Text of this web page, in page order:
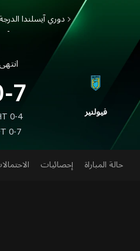
دوري آيسلندا
-
7
0-4
0-7
فيولنير
حالة المباراة إحصائيات